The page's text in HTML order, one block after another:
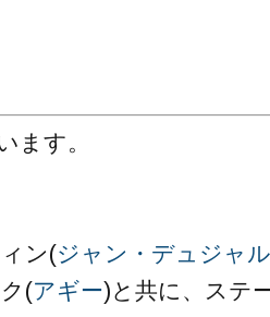
ます。
ン(ジャン・デュジャ
(アギー)と共に、ステ